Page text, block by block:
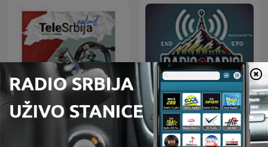
TeleSrbija Podcast Radio@Radio